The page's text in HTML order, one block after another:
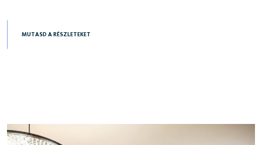
MUTASD A RÉSZLETEKET